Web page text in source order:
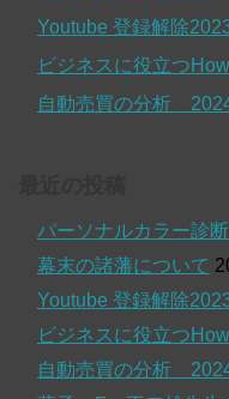
Youtube 登録解除
ビジネスに役立つ
自動売買の分析
パーソナルカラー診
幕末の諸藩について
Youtube 登録解除
ビジネスに役立つ
自動売買の分析